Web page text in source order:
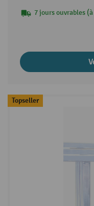
7 jours ouvrables
Topseller